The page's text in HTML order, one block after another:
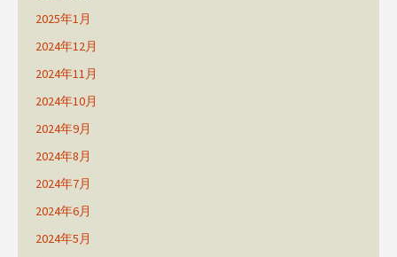
2025年1月
2024年12月
2024年11月
2024年10月
2024年9月
2024年8月
2024年7月
2024年6月
2024年5月